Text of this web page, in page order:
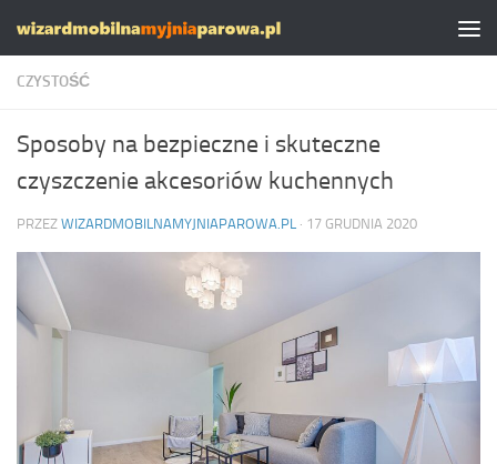
Skip to content
CZYSTOŚĆ
Sposoby na bezpieczne i skuteczne
czyszczenie akcesoriów kuchennych
PRZEZ WIZARDMOBILNAMYJNIAPAROWA.PL · 17 GRUDNIA 2020